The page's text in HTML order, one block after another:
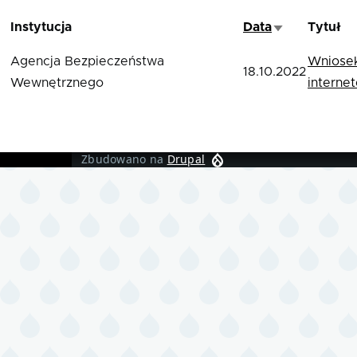
Instytucja DataSortuj rosnąco
Tytuł
Agencja Bezpieczeństwa
Wewnętrznego
18.10.2022
Zbudowano na Drupal